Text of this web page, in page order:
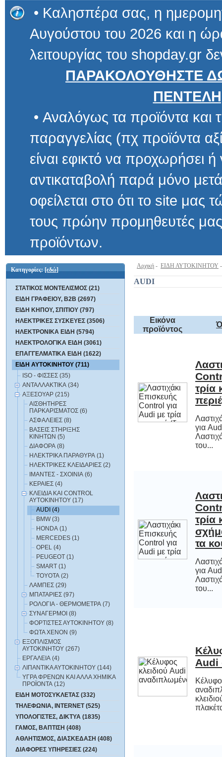
• Καλησπέρα σας, η
Αυγούστου του 2026 και η
λειτουργίας του shopday.gr
ΠΑΡΑΚΟΛΟΥΘΗΣΤΕ
• Αναλόγως τα προϊόντα και
παραγγελίας (πχ προϊόντα αξίας
είναι εφικτό να προχωρήσει ή να
αντικαταβολή παρά μόνο μετά
οφείλεται στο ότι το site μας τώρα
τους πρώην προμηθευτές μας
προϊόντων.
Κατηγορίες:[εδώ]
ΣΤΑΤΙΚΟΣ ΜΟΝΤΕΛΙΣΜΟΣ (21)
ΕΙΔΗ ΓΡΑΦΕΙΟΥ, B2B (2697)
ΕΙΔΗ ΚΗΠΟΥ, ΣΠΙΤΙΟΥ (797)
ΗΛΕΚΤΡΙΚΕΣ ΣΥΣΚΕΥΕΣ (3506)
ΗΛΕΚΤΡΟΝΙΚΑ ΕΙΔΗ (5794)
ΗΛΕΚΤΡΟΛΟΓΙΚΑ ΕΙΔΗ (3061)
ΕΠΑΓΓΕΛΜΑΤΙΚΑ ΕΙΔΗ (1622)
ΕΙΔΗ ΑΥΤΟΚΙΝΗΤΟΥ (711)
ISO - ΦΙΣΣΕΣ (35)
ΑΝΤΑΛΛΑΚΤΙΚΑ (34)
ΑΞΕΣΟΥΑΡ (215)
ΑΙΣΘΗΤΗΡΕΣ
ΠΑΡΚΑΡΙΣΜΑΤΟΣ (6)
ΑΣΦΑΛΕΙΕΣ (8)
ΒΑΣΕΙΣ ΣΤΗΡΙΞΗΣ
ΚΙΝΗΤΩΝ (5)
ΔΙΑΦΟΡΑ (8)
ΗΛΕΚΤΡΙΚΑ ΠΑΡΑΘΥΡΑ (1)
ΗΛΕΚΤΡΙΚΕΣ ΚΛΕΙΔΑΡΙΕΣ (2)
ΙΜΑΝΤΕΣ - ΣΧΟΙΝΙΑ (6)
ΚΕΡΑΙΕΣ (4)
ΚΛΕΙΔΙΑ ΚΑΙ CONTROL
ΑΥΤΟΚΙΝΗΤΟΥ (17)
AUDI (4)
BMW (3)
HONDA (1)
MERCEDES (1)
OPEL (4)
PEUGEOT (1)
SMART (1)
TOYOTA (2)
ΛΑΜΠΕΣ (29)
ΜΠΑΤΑΡΙΕΣ (97)
ΡΟΛΟΓΙΑ - ΘΕΡΜΟΜΕΤΡΑ (7)
ΣΥΝΑΓΕΡΜΟΙ (8)
ΦΟΡΤΙΣΤΕΣ ΑΥΤΟΚΙΝΗΤΟΥ (8)
ΦΩΤΑ XENON (9)
ΕΞΟΠΛΙΣΜΟΣ
ΑΥΤΟΚΙΝΗΤΟΥ (267)
ΕΡΓΑΛΕΙΑ (4)
ΛΙΠΑΝΤΙΚΑ ΑΥΤΟΚΙΝΗΤΟΥ (144)
ΥΓΡΑ ΦΡΕΝΩΝ ΚΑΙ ΑΛΛΑ ΧΗΜΙΚΑ
ΠΡΟΪΟΝΤΑ (12)
ΕΙΔΗ ΜΟΤΟΣΥΚΛΕΤΑΣ (332)
ΤΗΛΕΦΩΝΙΑ, INTERNET (525)
ΥΠΟΛΟΓΙΣΤΕΣ, ΔΙΚΤΥΑ (1835)
ΓΑΜΟΣ, ΒΑΠΤΙΣΗ (408)
ΑΘΛΗΤΙΣΜΟΣ, ΔΙΑΣΚΕΔΑΣΗ (408)
ΔΙΑΦΟΡΕΣ ΥΠΗΡΕΣΙΕΣ (224)
Αρχική - ΕΙΔΗ ΑΥΤΟΚΙΝΗΤΟΥ
AUDI
Εικόνα
προϊόντος
για
του...
τρία
τα
για
του...
Audi